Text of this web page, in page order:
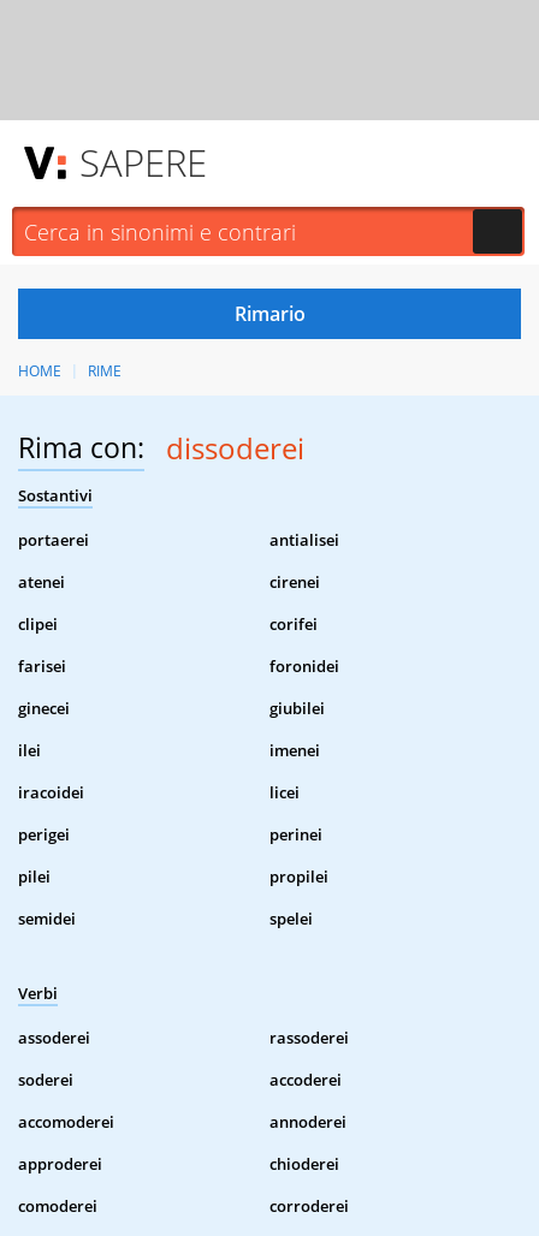
SAPERE
HOME RIME
Rima con: dissoderei
Sostantivi
portaerei
antialisei
atenei
cirenei
clipei
corifei
farisei
foronidei
ginecei
giubilei
ilei
imenei
iracoidei
licei
perigei
perinei
pilei
propilei
semidei
spelei
Verbi
assoderei
rassoderei
soderei
accoderei
accomoderei
annoderei
approderei
chioderei
comoderei
corroderei